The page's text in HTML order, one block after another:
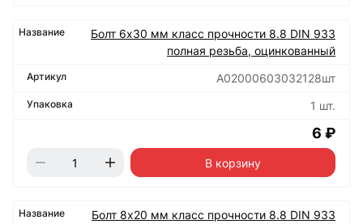
Болт 6х30 мм класс прочности 8.8 DIN 933
полная резьба, оцинкованный
А02000603032128шт
1 шт.
6 ₽
В корзину
Болт 8х20 мм класс прочности 8.8 DIN 933